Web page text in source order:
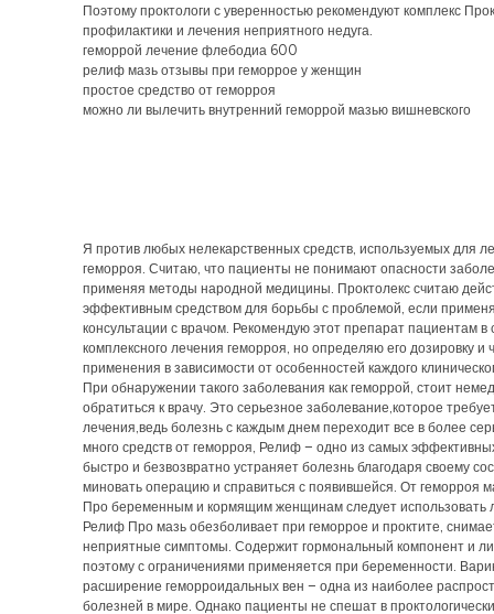
Поэтому проктологи с уверенностью рекомендуют комплекс
профилактики и лечения неприятного недуга.
геморрой лечение флебодиа 600
релиф мазь отзывы при геморрое у женщин
простое средство от геморроя
можно ли вылечить внутренний геморрой мазью вишневского
Я против любых нелекарственных средств, используемых для
геморроя. Считаю, что пациенты не понимают опасности
применяя методы народной медицины. Проктолекс считаю
эффективным средством для борьбы с проблемой, если
консультации с врачом. Рекомендую этот препарат пациентам в
комплексного лечения геморроя, но определяю его дозировку и
применения в зависимости от особенностей каждого
При обнаружении такого заболевания как геморрой, стоит
обратиться к врачу. Это серьезное заболевание,которое
лечения,ведь болезнь с каждым днем переходит все в более
много средств от геморроя, Релиф – одно из самых
быстро и безвозвратно устраняет болезнь благодаря своему
миновать операцию и справиться с появившейся. От геморроя
Про беременным и кормящим женщинам следует использовать
Релиф Про мазь обезболивает при геморрое и проктите,
неприятные симптомы. Содержит гормональный компонент и
поэтому с ограничениями применяется при беременности.
расширение геморроидальных вен – одна из наиболее
болезней в мире. Однако пациенты не спешат в